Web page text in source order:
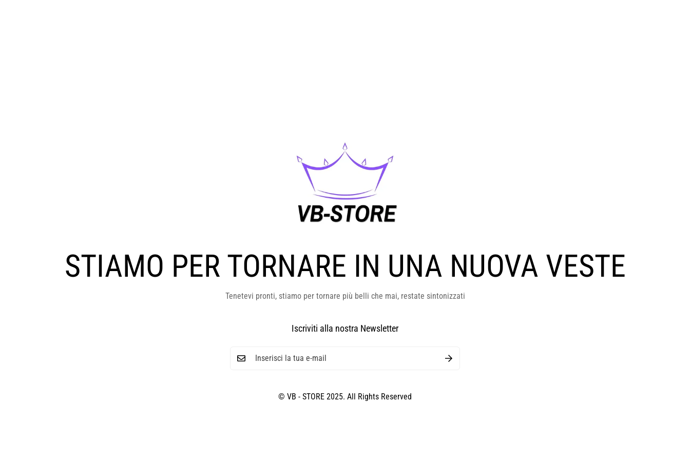
STIAMO PER TORNARE IN UNA NUOVA VESTE
Tenetevi pronti, stiamo per tornare più belli che mai, restate sintonizzati
Iscriviti alla nostra Newsletter
© VB - STORE 2025. All Rights Reserved